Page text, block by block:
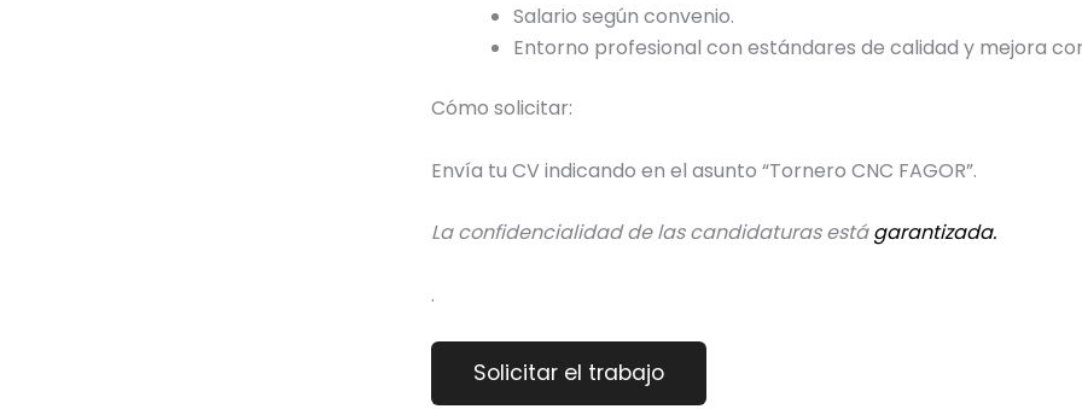
Salario según convenio.
Entorno profesional con estándares de calidad y mejora
Cómo solicitar:
Envía tu CV indicando en el asunto “Tornero CNC FAGOR”.
La confidencialidad de las candidaturas estágarantizada.
.